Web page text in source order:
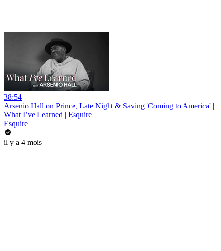
38:54
Arsenio Hall on Prince, Late Night & Saving 'Coming to America' |
What I’ve Learned | Esquire
Esquire
il y a 4 mois